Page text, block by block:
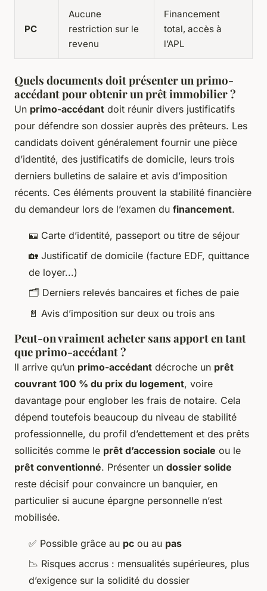
PC
Aucune
restriction sur le
revenu
Financement
total, accès à
l’APL
Quels documents doit présenter un primo-
accédant pour obtenir un prêt immobilier ?
Un primo-accédant doit réunir divers justificatifs
pour défendre son dossier auprès des prêteurs. Les
candidats doivent généralement fournir une pièce
d’identité, des justificatifs de domicile, leurs trois
derniers bulletins de salaire et avis d’imposition
récents. Ces éléments prouvent la stabilité financière
du demandeur lors de l’examen du financement.
🪪 Carte d’identité, passeport ou titre de séjour
🏡 Justificatif de domicile (facture EDF, quittance
de loyer...)
🗂️ Derniers relevés bancaires et fiches de paie
📄 Avis d’imposition sur deux ou trois ans
Peut-on vraiment acheter sans apport en tant
que primo-accédant ?
Il arrive qu’un primo-accédant décroche un prêt
couvrant 100 % du prix du logement, voire
davantage pour englober les frais de notaire. Cela
dépend toutefois beaucoup du niveau de stabilité
professionnelle, du profil d’endettement et des prêts
sollicités comme le prêt d’accession sociale ou le
prêt conventionné. Présenter un dossier solide
reste décisif pour convaincre un banquier, en
particulier si aucune épargne personnelle n’est
mobilisée.
✅ Possible grâce au pc ou au pas
📉 Risques accrus : mensualités supérieures, plus
d’exigence sur la solidité du dossier